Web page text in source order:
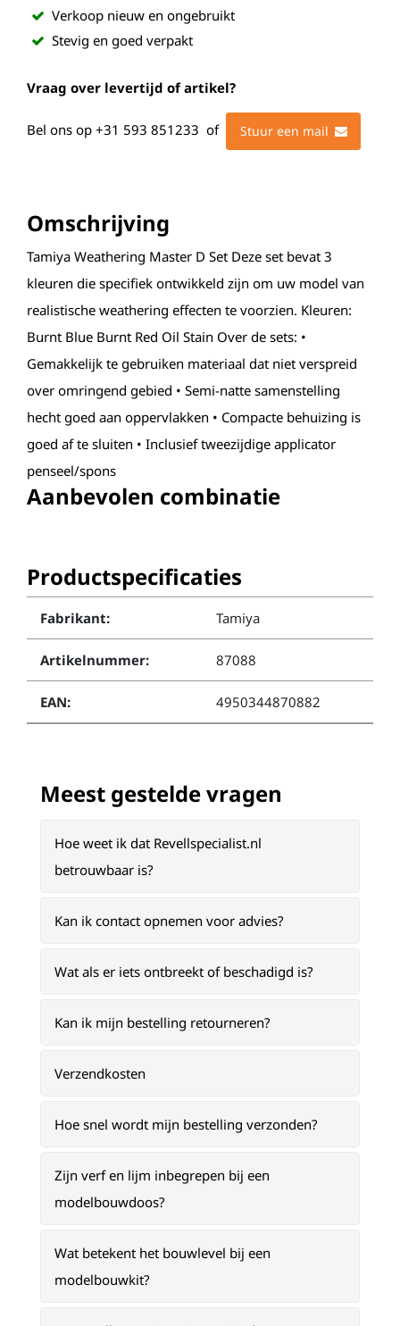
Verkoop nieuw en ongebruikt
Stevig en goed verpakt
Vraag over levertijd of artikel?
Bel ons op +31 593 851233 of Stuur een mail
Omschrijving
Tamiya Weathering Master D Set Deze set bevat 3
kleuren die specifiek ontwikkeld zijn om uw model van
realistische weathering effecten te voorzien. Kleuren:
Burnt Blue Burnt Red Oil Stain Over de sets: •
Gemakkelijk te gebruiken materiaal dat niet verspreid
over omringend gebied • Semi-natte samenstelling
hecht goed aan oppervlakken • Compacte behuizing is
goed af te sluiten • Inclusief tweezijdige applicator
penseel/spons
Aanbevolen combinatie
Productspecificaties
Fabrikant: Tamiya
Artikelnummer: 87088
EAN: 4950344870882
Meest gestelde vragen
Hoe weet ik dat Revellspecialist.nl
betrouwbaar is?
Kan ik contact opnemen voor advies?
Wat als er iets ontbreekt of beschadigd is?
Kan ik mijn bestelling retourneren?
Verzendkosten
Hoe snel wordt mijn bestelling verzonden?
Zijn verf en lijm inbegrepen bij een
modelbouwdoos?
Wat betekent het bouwlevel bij een
modelbouwkit?